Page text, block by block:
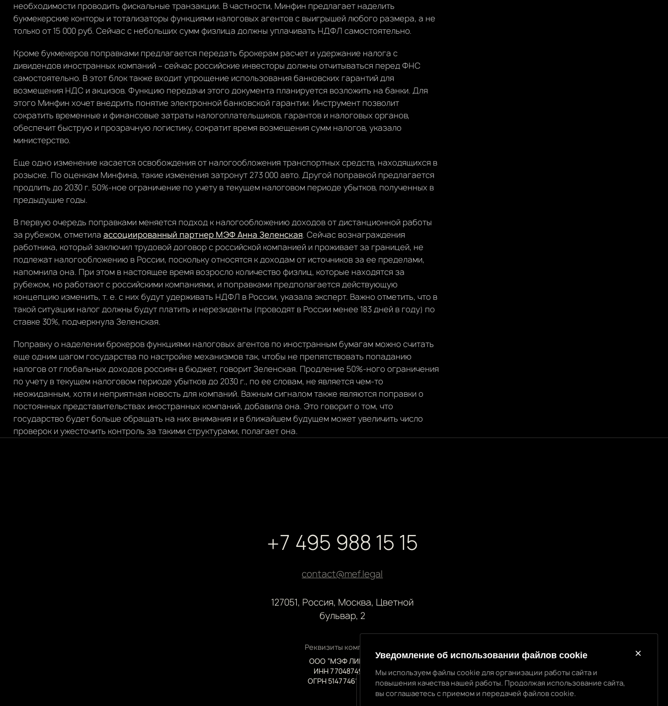
необходимости проводить фискальные транзакции. В частности, Минфин предлагает наделить
букмекерские конторы и тотализаторы функциями налоговых агентов с выигрышей любого размера, а не
только от 15 000 руб. Сейчас с небольших сумм физлица должны уплачивать НДФЛ самостоятельно.
Кроме букмекеров поправками предлагается передать брокерам расчет и удержание налога с
дивидендов иностранных компаний – сейчас российские инвесторы должны отчитываться перед ФНС
самостоятельно. В этот блок также входит упрощение использования банковских гарантий для
возмещения НДС и акцизов. Функцию передачи этого документа планируется возложить на банки. Для
этого Минфин хочет внедрить понятие электронной банковской гарантии. Инструмент позволит
сократить временные и финансовые затраты налогоплательщиков, гарантов и налоговых органов,
обеспечит быструю и прозрачную логистику, сократит время возмещения сумм налогов, указало
министерство.
Еще одно изменение касается освобождения от налогообложения транспортных средств, находящихся в
розыске. По оценкам Минфина, такие изменения затронут 273 000 авто. Другой поправкой предлагается
продлить до 2030 г. 50%-ное ограничение по учету в текущем налоговом периоде убытков, полученных в
предыдущие годы.
В первую очередь поправками меняется подход к налогообложению доходов от дистанционной работы
за рубежом, отметила ассоциированный партнер МЭФ Анна Зеленская. Сейчас вознаграждения
работника, который заключил трудовой договор с российской компанией и проживает за границей, не
подлежат налогообложению в России, поскольку относятся к доходам от источников за ее пределами,
напомнила она. При этом в настоящее время возросло количество физлиц, которые находятся за
рубежом, но работают с российскими компаниями, и поправками предполагается действующую
концепцию изменить, т. е. с них будут удерживать НДФЛ в России, указала эксперт. Важно отметить, что в
такой ситуации налог должны будут платить и нерезиденты (проводят в России менее 183 дней в году) по
ставке 30%, подчеркнула Зеленская.
Поправку о наделении брокеров функциями налоговых агентов по иностранным бумагам можно считать
еще одним шагом государства по настройке механизмов так, чтобы не препятствовать попаданию
налогов от глобальных доходов россиян в бюджет, говорит Зеленская. Продление 50%-ного ограничения
по учету в текущем налоговом периоде убытков до 2030 г., по ее словам, не является чем-то
неожиданным, хотя и неприятная новость для компаний. Важным сигналом также являются поправки о
постоянных представительствах иностранных компаний, добавила она. Это говорит о том, что
государство будет больше обращать на них внимания и в ближайшем будущем может увеличить число
проверок и ужесточить контроль за такими структурами, полагает она.
+7 495 988 15 15
contact@mef.legal
127051, Россия, Москва, Цветной
бульвар, 2
Реквизиты компании
ООО “МЭФ ЛИГАЛ”
ИНН 7704874992
ОГРН 5147746145718
Уведомление об использовании cookie
Уведомление об использовании файлов cookie
Мы используем файлы cookie для организации работы сайта и
повышения качества нашей работы. Продолжая использование сайта,
вы соглашаетесь с приемом и передачей файлов cookie.